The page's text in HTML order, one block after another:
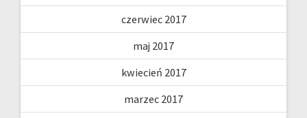
czerwiec 2017
maj 2017
kwiecień 2017
marzec 2017